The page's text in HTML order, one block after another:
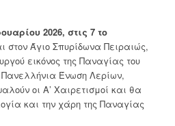
2026, στις 7 το
στον Άγιο Σπυρίδωνα Πειραιώς,
εικόνος της Παναγίας του
Ένωση Λερίων,
οι Α’ Χαιρετισμοί και θα
και την χάρη της Παναγίας